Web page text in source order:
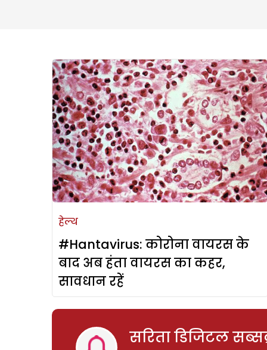
हेल्थ
#Hantavirus: कोरोना वायरस के
बाद अब हंता वायरस का कहर,
सावधान रहें
सरिता डिजिटल